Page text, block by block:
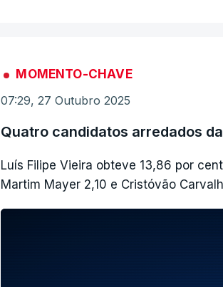
MOMENTO-CHAVE
07:29, 27 Outubro 2025
Quatro candidatos arredados
Luís Filipe Vieira obteve 13,86 por
Martim Mayer 2,10 e Cristóvão